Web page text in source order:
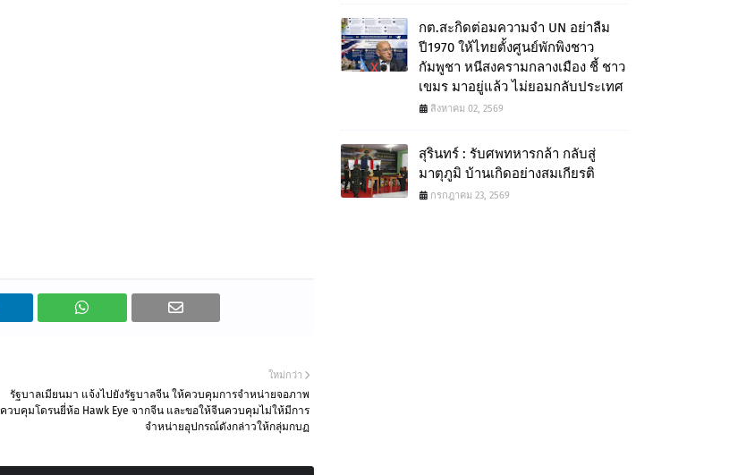
ใหม่กว่า
รัฐบาลเมียนมา แจ้งไปยังรัฐบาลจีน ให้ควบคุมการจำหน่ายจอภาพ
ควบคุมโดรนยี่ห้อ Hawk Eye จากจีน และขอให้จีนควบคุมไม่ให้มีการ
จำหน่ายอุปกรณ์ดังกล่าวให้กลุ่มกบฏ
กต.สะกิดต่อมความจำ UN อย่าลืม
ปี1970 ให้ไทยตั้งศูนย์พักพิงชาว
กัมพูชา หนีสงครามกลางเมือง ชี้ ชาว
เขมร มาอยู่แล้ว ไม่ยอมกลับประเทศ
สิงหาคม 02, 2569
สุรินทร์ : รับศพทหารกล้า กลับสู่
มาตุภูมิ บ้านเกิดอย่างสมเกียรติ
กรกฎาคม 23, 2569